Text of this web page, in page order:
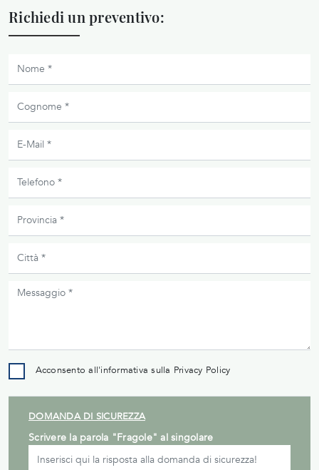
Richiedi un preventivo:
Acconsento all'informativa sulla Privacy Policy
DOMANDA DI SICUREZZA
Scrivere la parola "Fragole" al singolare